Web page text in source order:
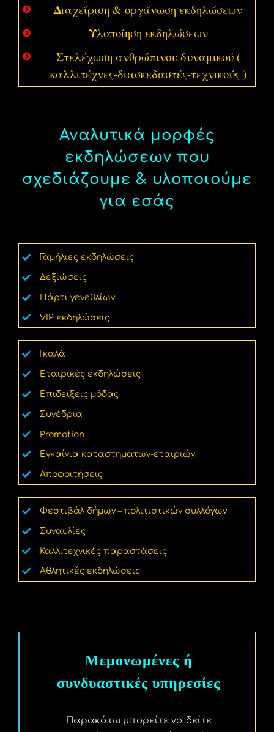
Διαχείριση & οργάνωση εκδηλώσεων
Υλοποίηση εκδηλώσεων
Στελέχωση ανθρώπινου δυναμικού (
καλλιτέχνες-διασκεδαστές-τεχνικούς )
Αναλυτικά μορφές
εκδηλώσεων που
σχεδιάζουμε & υλοποιούμε
για εσάς
Γαμήλιες εκδηλώσεις
Δεξιώσεις
Πάρτι γενεθλίων
VIP εκδηλώσεις
Γκαλά
Εταιρικές εκδηλώσεις
Επιδείξεις μόδας
Συνέδρια
Promotion
Εγκαίνια καταστημάτων-εταιριών
Αποφοιτήσεις
Φεστιβάλ δήμων – πολιτιστικών συλλόγων
Συναυλίες
Καλλιτεχνικές παραστάσεις
Αθλητικές εκδηλώσεις
Μεμονωμένες ή
συνδυαστικές υπηρεσίες
Παρακάτω μπορείτε να δείτε